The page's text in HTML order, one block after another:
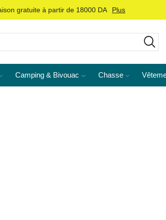
gratuite à partir de 18000 DA Plus
Camping & Bivouac Chasse